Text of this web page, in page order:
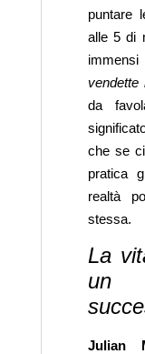
puntare
alle 5 di
vendette
da
che se
pratica
realtà
stessa.
La
un
Julian